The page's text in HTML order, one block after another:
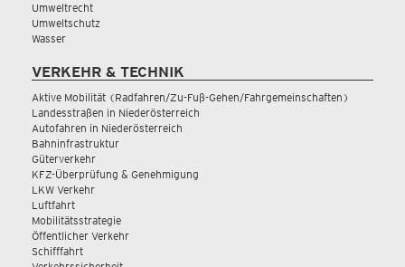
Umweltrecht
Umweltschutz
Wasser
VERKEHR & TECHNIK
Aktive Mobilität (Radfahren/Zu-Fuß-Gehen/Fahrgemeinschaften)
Landesstraßen in Niederösterreich
Autofahren in Niederösterreich
Bahninfrastruktur
Güterverkehr
KFZ-Überprüfung & Genehmigung
LKW Verkehr
Luftfahrt
Mobilitätsstrategie
Öffentlicher Verkehr
Schifffahrt